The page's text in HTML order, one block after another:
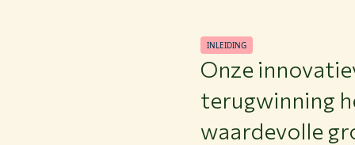
INLEIDING
Onze
terugwinning
waardevolle